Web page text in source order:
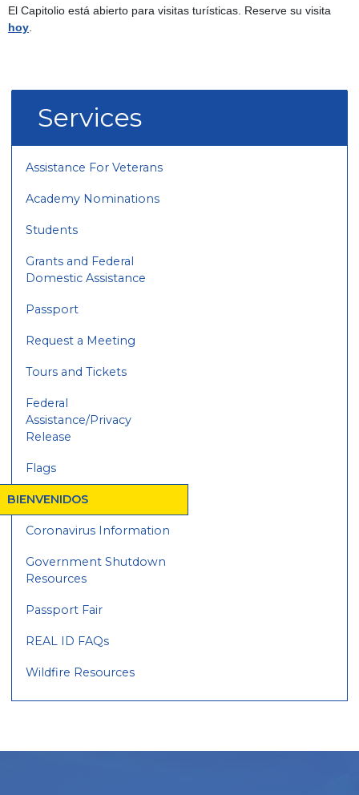
El Capitolio está abierto para visitas turísticas. Reserve su visita
hoy.
Services
Assistance For Veterans
Academy Nominations
Students
Grants and Federal
Domestic Assistance
Passport
Request a Meeting
Tours and Tickets
Federal
Assistance/Privacy
Release
Flags
BIENVENIDOS
Coronavirus Information
Government Shutdown
Resources
Passport Fair
REAL ID FAQs
Wildfire Resources